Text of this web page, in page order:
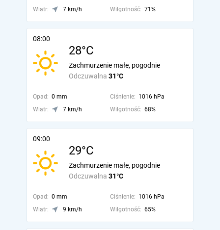
Wiatr: 7 km/h Wilgotność: 71%
08:00
28°C
Odczuwalna 31°C
Zachmurzenie małe, pogodnie
Opad: 0 mm Ciśnienie: 1016 hPa
Wiatr:
7 km/h Wilgotność: 68%
09:00
29°C
Odczuwalna 31°C
Zachmurzenie małe, pogodnie
Opad: 0 mm Ciśnienie: 1016 hPa
Wiatr:
9 km/h Wilgotność: 65%